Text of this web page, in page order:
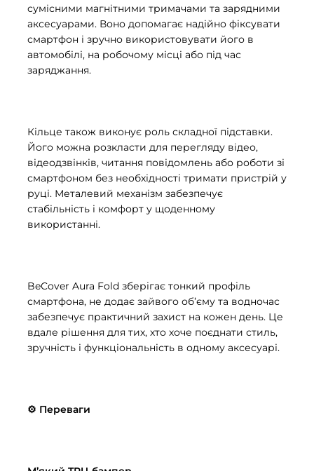
сумісними магнітними тримачами та зарядними
аксесуарами. Воно допомагає надійно фіксувати
смартфон і зручно використовувати його в
автомобілі, на робочому місці або під час
заряджання.
Кільце також виконує роль складної підставки.
Його можна розкласти для перегляду відео,
відеодзвінків, читання повідомлень або роботи зі
смартфоном без необхідності тримати пристрій у
руці. Металевий механізм забезпечує
стабільність і комфорт у щоденному
використанні.
BeCover Aura Fold зберігає тонкий профіль
смартфона, не додає зайвого об’єму та водночас
забезпечує практичний захист на кожен день. Це
вдале рішення для тих, хто хоче поєднати стиль,
зручність і функціональність в одному аксесуарі.
⚙️ Переваги